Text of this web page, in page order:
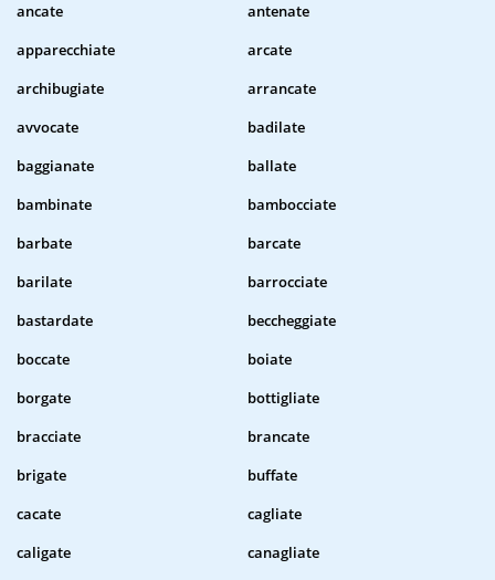
ancate
antenate
apparecchiate
arcate
archibugiate
arrancate
avvocate
badilate
baggianate
ballate
bambinate
bambocciate
barbate
barcate
barilate
barrocciate
bastardate
beccheggiate
boccate
boiate
borgate
bottigliate
bracciate
brancate
brigate
buffate
cacate
cagliate
caligate
canagliate